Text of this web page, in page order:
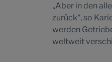
„Aber in den
zurück“, so
werden
weltweit